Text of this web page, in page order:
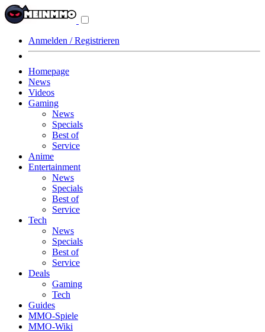
Anmelden / Registrieren
Homepage
News
Videos
Gaming
News
Specials
Best of
Service
Anime
Entertainment
News
Specials
Best of
Service
Tech
News
Specials
Best of
Service
Deals
Gaming
Tech
Guides
MMO-Spiele
MMO-Wiki